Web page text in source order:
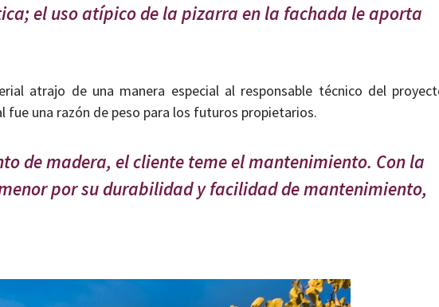
el uso atípico de la pizarra en la fachada le aporta
atrajo de una manera especial al responsable técnico del
fue una razón de peso para los futuros propietarios.
de madera, el cliente teme el mantenimiento. Con la
por su durabilidad y facilidad de mantenimiento,